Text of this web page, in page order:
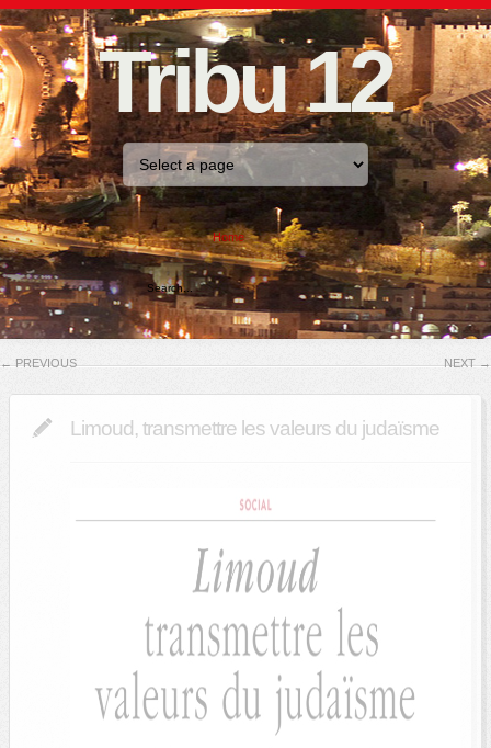
Tribu 12
Home
← PREVIOUS NEXT →
Limoud, transmettre les valeurs du judaïsme